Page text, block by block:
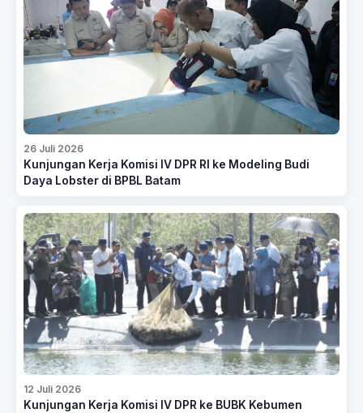
26 Juli 2026
Kunjungan Kerja Komisi IV DPR RI ke Modeling Budi
Daya Lobster di BPBL Batam
12 Juli 2026
Kunjungan Kerja Komisi IV DPR ke BUBK Kebumen